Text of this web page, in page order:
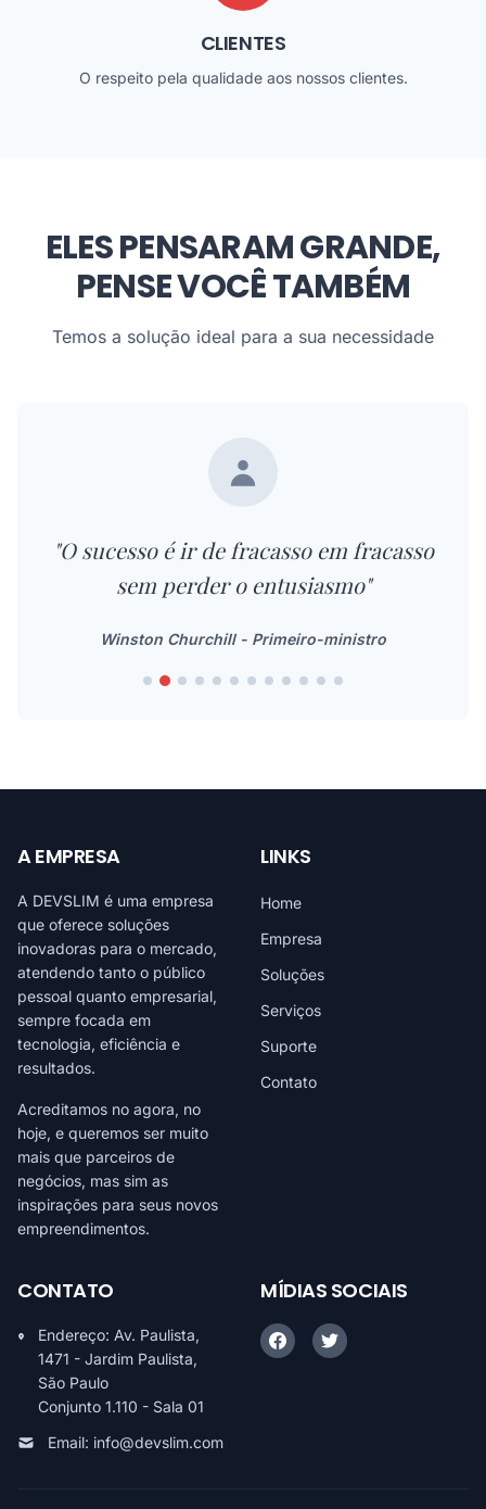
CLIENTES
O respeito pela qualidade aos nossos clientes.
ELES PENSARAM GRANDE,
PENSE VOCÊ TAMBÉM
Temos a solução ideal para a sua necessidade
"A inovação distingue entre um líder e
um seguidor"
Steve Jobs - CEO Apple
A EMPRESA
A DEVSLIM é uma empresa
que oferece soluções
inovadoras para o mercado,
atendendo tanto o público
pessoal quanto empresarial,
sempre focada em
tecnologia, eficiência e
resultados.
Acreditamos no agora, no
hoje, e queremos ser muito
mais que parceiros de
negócios, mas sim as
inspirações para seus novos
empreendimentos.
LINKS
Home
Empresa
Soluções
Serviços
Suporte
Contato
CONTATO
Endereço: Av. Paulista,
1471 - Jardim Paulista,
São Paulo
Conjunto 1.110 - Sala 01
Email: info@devslim.com
MÍDIAS SOCIAIS